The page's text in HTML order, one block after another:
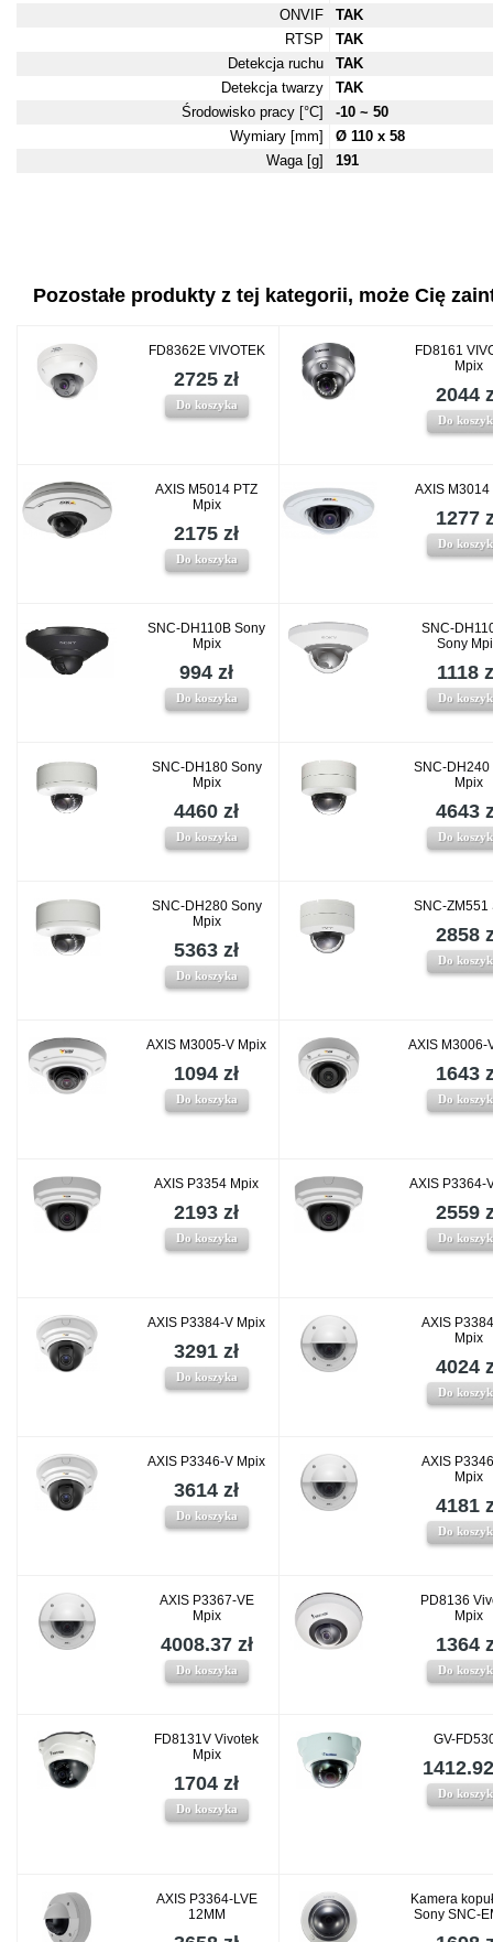
ONVIF
TAK
RTSP
TAK
Detekcja ruchu
TAK
Detekcja twarzy
TAK
Środowisko pracy [°C]
-10 ~ 50
Wymiary [mm]
Ø 110 x 58
Waga [g]
191
Pozostałe produkty z tej kategorii, może Cię
FD8362E VIVOTEK
2725 zł
Do koszyka
FD8161
Mpix
2044
Do
AXIS M5014 PTZ
Mpix
2175 zł
Do koszyka
AXIS
1277
Do
SNC-DH110B Sony
Mpix
994 zł
Do koszyka
SNC-
Sony
1118
Do
SNC-DH180 Sony
Mpix
4460 zł
Do koszyka
SNC-DH240
Mpix
4643
Do
SNC-DH280 Sony
Mpix
5363 zł
Do koszyka
SNC-ZM551
2858
Do
AXIS M3005-V Mpix
1094 zł
Do koszyka
AXIS M3006-
1643
Do
AXIS P3354 Mpix
2193 zł
Do koszyka
AXIS P3364-
2559
Do
AXIS P3384-V Mpix
3291 zł
Do koszyka
AXIS
Mpix
4024
Do
AXIS P3346-V Mpix
3614 zł
Do koszyka
AXIS
Mpix
4181
Do
AXIS P3367-VE
Mpix
4008.37 zł
Do koszyka
PD8136
Mpix
1364
Do
FD8131V Vivotek
Mpix
1704 zł
Do koszyka
GV-
Do
AXIS P3364-LVE
12MM
Kamera
Sony SNC-